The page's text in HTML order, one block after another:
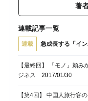
著
連載記事一覧
連載 急成長する「イ
【最終回】 「モノ」頼
ジネス 2017/01/30
【第4回】 中国人旅行客